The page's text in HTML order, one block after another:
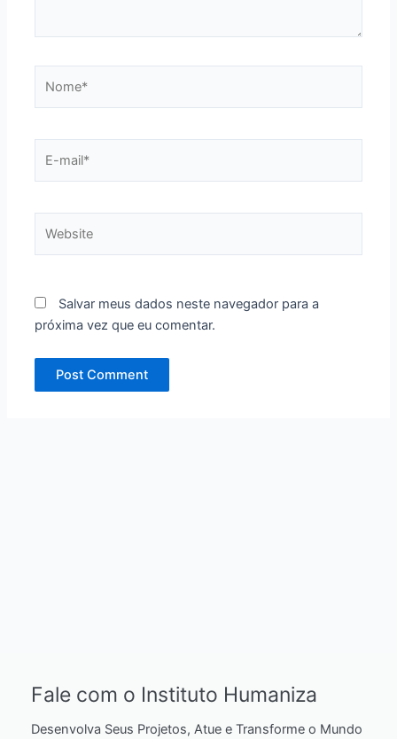
mail*
Salvar meus dados neste navegador para a
próxima vez que eu comentar.
Fale com o Instituto Humaniza
Desenvolva Seus Projetos, Atue e Transforme o Mundo